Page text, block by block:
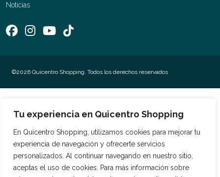
Tu experiencia en Quicentro Shopping
En Quicentro Shopping, utilizamos cookies para mejorar tu
experiencia de navegación y ofrecerte servicios
personalizados. Al continuar navegando en nuestro sitio,
aceptas el uso de cookies. Para más información sobre
Noticias
©2026 Quicentro Shopping. Todos los derechos reservados